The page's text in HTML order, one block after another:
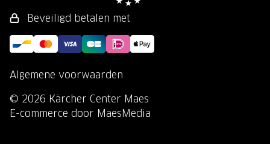
Beveiligd betalen met
Algemene voorwaarden
© 2026 Kärcher Center Maes
E-commerce door MaesMedia